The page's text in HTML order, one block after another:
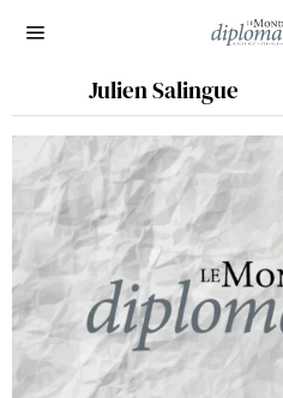
Julien Salingue